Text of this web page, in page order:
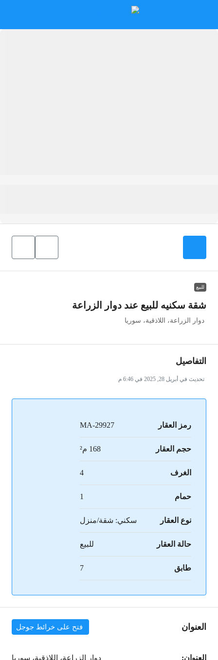
للبيع
شقة سكنيه للبيع عند دوار الزراعة
دوار الزراعة، اللاذقية، سوريا
التفاصيل
تحديث في أبريل 28, 2025 في 6:46 م
رمز العقار MA-29927
حجم العقار 168 م²
الغرف 4
حمام 1
نوع العقار سكني: شقة/منزل
حالة العقار للبيع
طابق 7
العنوان فتح على خرائط جوجل
العنوان: دوار الزراعة، اللاذقية، سوريا